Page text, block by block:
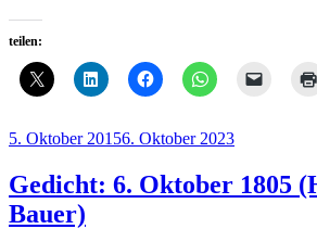
teilen:
Veröffentlicht
5. Oktober 20156. Oktober 2023
Gedicht: 6. Oktober 1805
Bauer)